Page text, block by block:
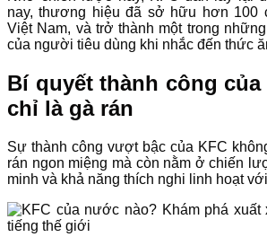
nay, thương hiệu đã sở hữu hơn 100
Việt Nam, và trở thành một trong
của người tiêu dùng khi nhắc đến thức
Bí quyết thành công của
chỉ là gà rán
Sự thành công vượt bậc của KFC
rán ngon miệng mà còn nằm ở chiến
minh và khả năng thích nghi linh hoạt